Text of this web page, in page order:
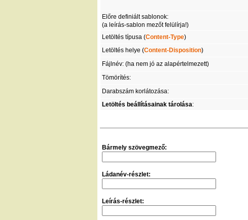
Előre definiált sablonok:
(a leírás-sablon mezőt felülírja!)
Letöltés típusa (Content-Type)
Letöltés helye (Content-Disposition)
Fájlnév: (ha nem jó az alapértelmezett)
Tömörítés:
Darabszám korlátozása:
Letöltés beállításainak tárolása:
Bármely szövegmező:
Ládanév-részlet:
Leírás-részlet: